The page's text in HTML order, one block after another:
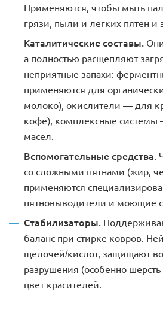
Применяются, чтобы мыть
грязи, пыли и легких пятен и
Каталитические составы.
а полностью расщепляют
неприятные запахи:
применяются для
молоко), окислители — для
кофе), комплексные
масел.
Вспомогательные средства
со сложными пятнами (жир,
применяются
пятновыводители и моющие
Стабилизаторы.
баланс при стирке ковров.
щелочей/кислот, защищают
разрушения (особенно
цвет красителей.